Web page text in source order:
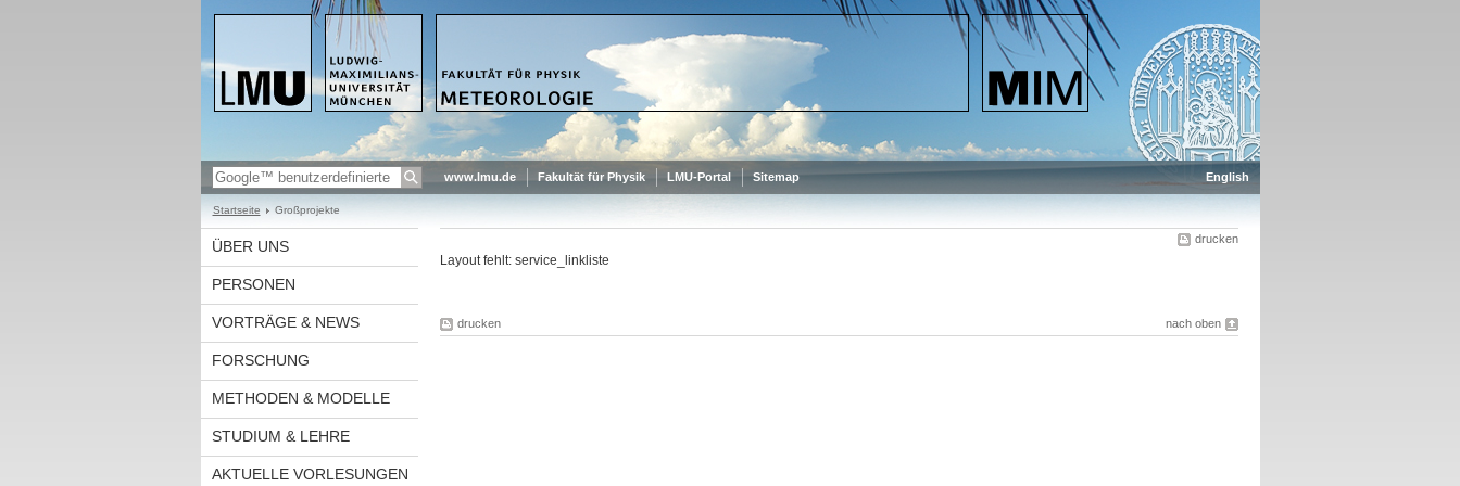
www.lmu.de Fakultät für Physik LMU-Portal Sitemap English
Startseite Großprojekte
ÜBER UNS
PERSONEN
VORTRÄGE & NEWS
FORSCHUNG
METHODEN & MODELLE
STUDIUM & LEHRE
AKTUELLE VORLESUNGEN
drucken
Layout fehlt: service_linkliste
drucken nach oben